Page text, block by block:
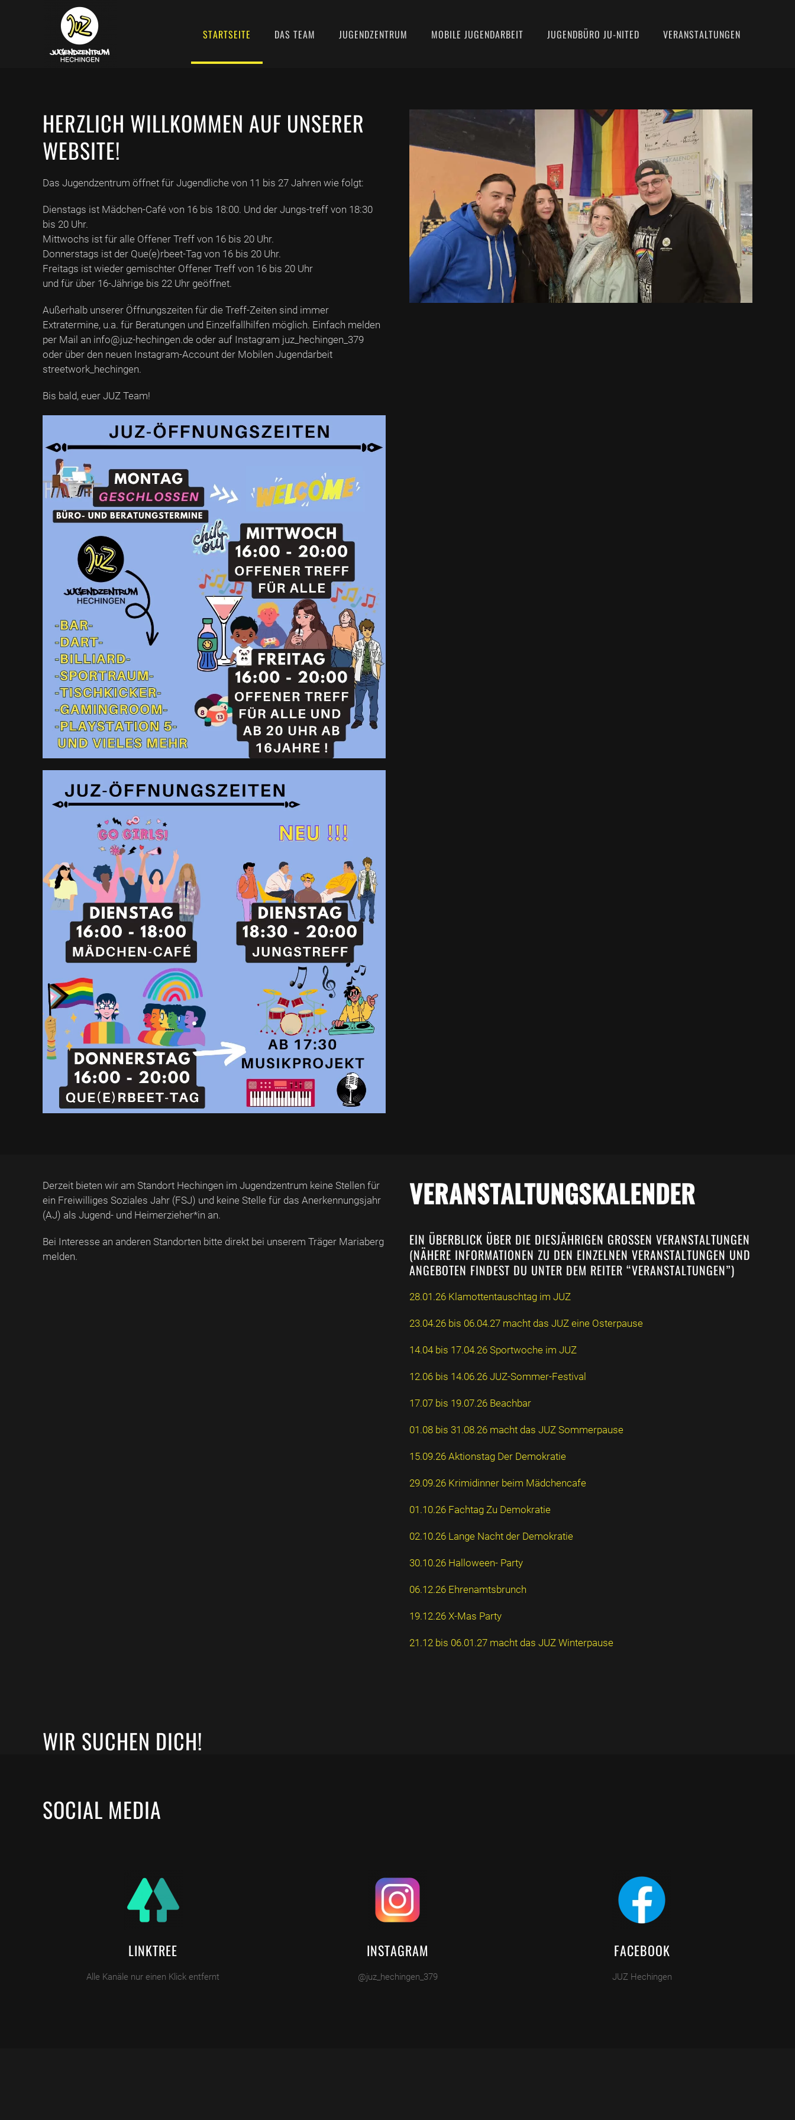
STARTSEITE DAS TEAM JUGENDZENTRUM MOBILE JUGENDARBEIT JUGENDBÜRO JU-NITED VERANSTALTUNGEN
HERZLICH WILLKOMMEN AUF UNSERER
WEBSITE!
Das Jugendzentrum öffnet für Jugendliche von 11 bis 27 Jahren wie folgt:
Dienstags ist Mädchen-Café von 16 bis 18:00. Und der Jungs-treff von 18:30
bis 20 Uhr.
Mittwochs ist für alle Offener Treff von 16 bis 20 Uhr.
Donnerstags ist der Que(e)rbeet-Tag von 16 bis 20 Uhr.
Freitags ist wieder gemischter Offener Treff von 16 bis 20 Uhr
und für über 16-Jährige bis 22 Uhr geöffnet.
Außerhalb unserer Öffnungszeiten für die Treff-Zeiten sind immer
Extratermine, u.a. für Beratungen und Einzelfallhilfen möglich. Einfach melden
per Mail an info@juz-hechingen.de oder auf Instagram juz_hechingen_379
oder über den neuen Instagram-Account der Mobilen Jugendarbeit
streetwork_hechingen.
Bis bald, euer JUZ Team!
Derzeit bieten wir am Standort Hechingen im Jugendzentrum keine Stellen für
ein Freiwilliges Soziales Jahr (FSJ) und keine Stelle für das Anerkennungsjahr
(AJ) als Jugend- und Heimerzieher*in an.
Bei Interesse an anderen Standorten bitte direkt bei unserem Träger Mariaberg
melden.
VERANSTALTUNGSKALENDER
EIN ÜBERBLICK ÜBER DIE DIESJÄHRIGEN GROSSEN VERANSTALTUNGEN (
NÄHERE INFORMATIONEN ZU DEN EINZELNEN VERANSTALTUNGEN UND A
NGEBOTEN FINDEST DU UNTER DEM REITER “VERANSTALTUNGEN”)
28.01.26 Klamottentauschtag im JUZ
23.04.26 bis 06.04.27 macht das JUZ eine Osterpause
14.04 bis 17.04.26 Sportwoche im JUZ
12.06 bis 14.06.26 JUZ-Sommer-Festival
17.07 bis 19.07.26 Beachbar
01.08 bis 31.08.26 macht das JUZ Sommerpause
15.09.26 Aktionstag Der Demokratie
29.09.26 Krimidinner beim Mädchencafe
01.10.26 Fachtag Zu Demokratie
02.10.26 Lange Nacht der Demokratie
30.10.26 Halloween- Party
06.12.26 Ehrenamtsbrunch
19.12.26 X-Mas Party
21.12 bis 06.01.27 macht das JUZ Winterpause
WIR SUCHEN DICH!
SOCIAL MEDIA
LINKTREE
Alle Kanäle nur einen Klick entfernt
INSTAGRAM
@juz_hechingen_379
FACEBOOK
JUZ Hechingen